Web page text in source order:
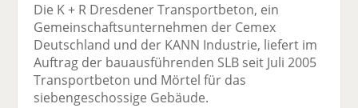
Die K + R Dresdener Transportbeton, ein
Gemeinschaftsunternehmen der Cemex
Deutschland und der KANN Industrie, liefert im
Auftrag der bauausführenden SLB seit Juli 2005
Transportbeton und Mörtel für das
siebengeschossige Gebäude.